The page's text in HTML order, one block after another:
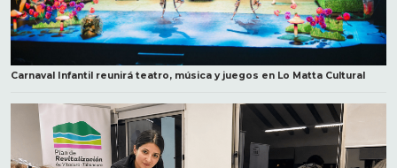
Carnaval Infantil reunirá teatro, música y juegos en Lo Matta Cultural